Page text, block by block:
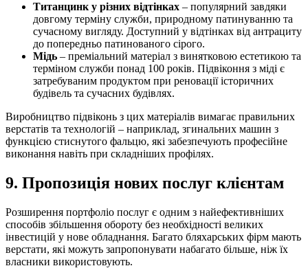
Титанцинк у різних відтінках – популярний завдяки
довгому терміну служби, природному патинуванню та
сучасному вигляду. Доступний у відтінках від антрациту
до попередньо патинованого сірого.
Мідь – преміальний матеріал з винятковою естетикою та
терміном служби понад 100 років. Підвіконня з міді є
затребуваним продуктом при реновації історичних
будівель та сучасних будівлях.
Виробництво підвіконь з цих матеріалів вимагає правильних
верстатів та технологій – наприклад, згинальних машин з
функцією стиснутого фальцю, які забезпечують професійне
виконання навіть при складніших профілях.
9. Пропозиція нових послуг клієнтам
Розширення портфоліо послуг є одним з найефективніших
способів збільшення обороту без необхідності великих
інвестицій у нове обладнання. Багато бляхарських фірм мають
верстати, які можуть запропонувати набагато більше, ніж їх
власники використовують.